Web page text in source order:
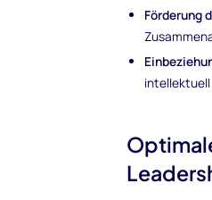
Förderung
intellektuell